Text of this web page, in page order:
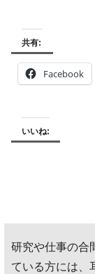
共有:
Facebook
いいね:
研究や仕事の合
ている方には、